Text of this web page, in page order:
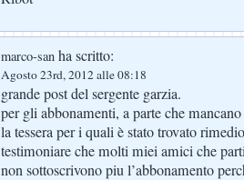
marco-san ha scritto:
Agosto 23rd, 2012 alle 08:18
grande post del sergente garzia.
per gli abbonamenti, a parte che
la tessera per i quali è stato trovato
testimoniare che molti miei amici che
non sottoscrivono piu l’abbonamento